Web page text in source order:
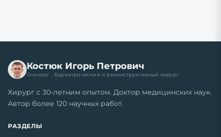
Костюк Игорь Петрович
Онколог · Бариатрический и реконструктивный хирург
Хирург с 30-летним опытом. Доктор медицинских наук.
Автор более 120 научных работ.
РАЗДЕЛЫ